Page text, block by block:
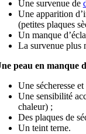
Une survenue de
Une apparition
(petites plaques
Un manque
La survenue plus
peau en manque
Une sécheresse
Une sensibilité
chaleur) ;
Des plaques de
Un teint terne.